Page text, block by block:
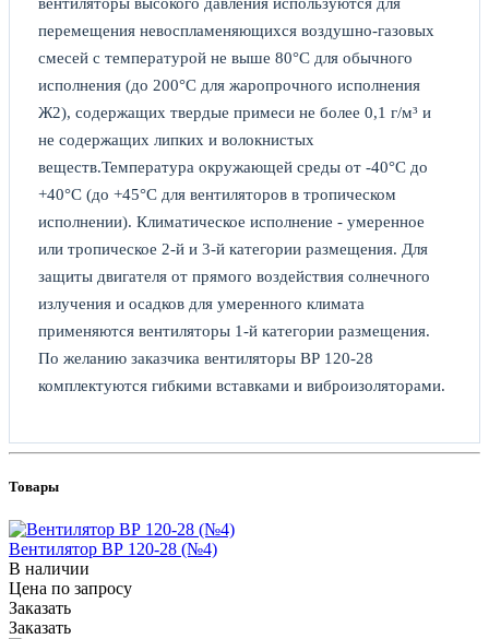
перемещения невоспламеняющихся воздушно-газовых
смесей с температурой не выше 80°С для обычного
исполнения (до 200°С для жаропрочного исполнения
Ж2), содержащих твердые примеси не более 0,1 г/м³ и
не содержащих липких и волокнистых
веществ.Температура окружающей среды от -40°С до
+40°С (до +45°С для вентиляторов в тропическом
исполнении). Климатическое исполнение - умеренное
или тропическое 2-й и 3-й категории размещения. Для
защиты двигателя от прямого воздействия солнечного
излучения и осадков для умеренного климата
применяются вентиляторы 1-й категории размещения.
По желанию заказчика вентиляторы ВР 120-28
комплектуются гибкими вставками и виброизоляторами.
Товары
Вентилятор ВР 120-28 (№4)
В наличии
Цена по запросу
Заказать
Заказать